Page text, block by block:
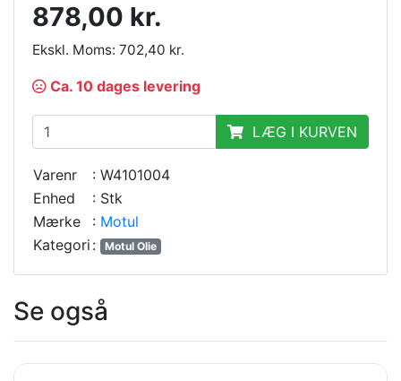
878,00 kr.
Ekskl. Moms: 702,40 kr.
Ca. 10 dages levering
LÆG I KURVEN
Varenr
: W4101004
Enhed
: Stk
Mærke
: Motul
Kategori : Motul Olie
Se også